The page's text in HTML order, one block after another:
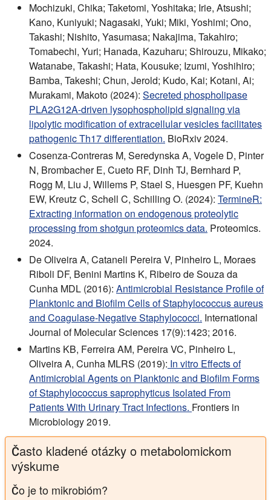
Mochizuki, Chika; Taketomi, Yoshitaka; Irie, Atsushi;
Kano, Kuniyuki; Nagasaki, Yuki; Miki, Yoshimi; Ono,
Takashi; Nishito, Yasumasa; Nakajima, Takahiro;
Tomabechi, Yuri; Hanada, Kazuharu; Shirouzu, Mikako;
Watanabe, Takashi; Hata, Kousuke; Izumi, Yoshihiro;
Bamba, Takeshi; Chun, Jerold; Kudo, Kai; Kotani, Ai;
Murakami, Makoto (2024): Secreted phospholipase
PLA2G12A-driven lysophospholipid signaling via
lipolytic modification of extracellular vesicles facilitates
pathogenic Th17 differentiation. BioRxiv 2024.
Cosenza-Contreras M, Seredynska A, Vogele D, Pinter
N, Brombacher E, Cueto RF, Dinh TJ, Bernhard P,
Rogg M, Liu J, Willems P, Stael S, Huesgen PF, Kuehn
EW, Kreutz C, Schell C, Schilling O. (2024): TermineR:
Extracting information on endogenous proteolytic
processing from shotgun proteomics data. Proteomics.
2024.
De Oliveira A, Cataneli Pereira V, Pinheiro L, Moraes
Riboli DF, Benini Martins K, Ribeiro de Souza da
Cunha MDL (2016): Antimicrobial Resistance Profile of
Planktonic and Biofilm Cells of Staphylococcus aureus
and Coagulase-Negative Staphylococci. International
Journal of Molecular Sciences 17(9):1423; 2016.
Martins KB, Ferreira AM, Pereira VC, Pinheiro L,
Oliveira A, Cunha MLRS (2019): In vitro Effects of
Antimicrobial Agents on Planktonic and Biofilm Forms
of Staphylococcus saprophyticus Isolated From
Patients With Urinary Tract Infections. Frontiers in
Microbiology 2019.
Často kladené otázky o metabolomickom
výskume
Čo je to mikrobióm?